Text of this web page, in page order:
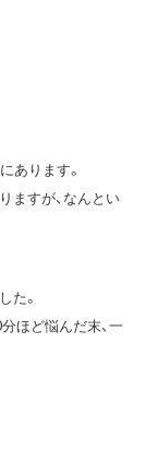
あります。
ますが、なんとい
た。
ほど悩んだ末、一